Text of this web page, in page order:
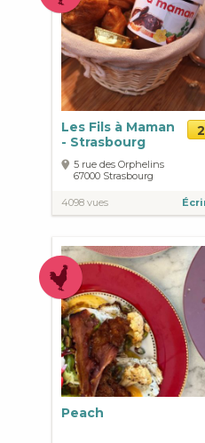
Les Fils à Maman
- Strasbourg
5 rue des Orphelins
67000 Strasbourg
4098 vues
Peach